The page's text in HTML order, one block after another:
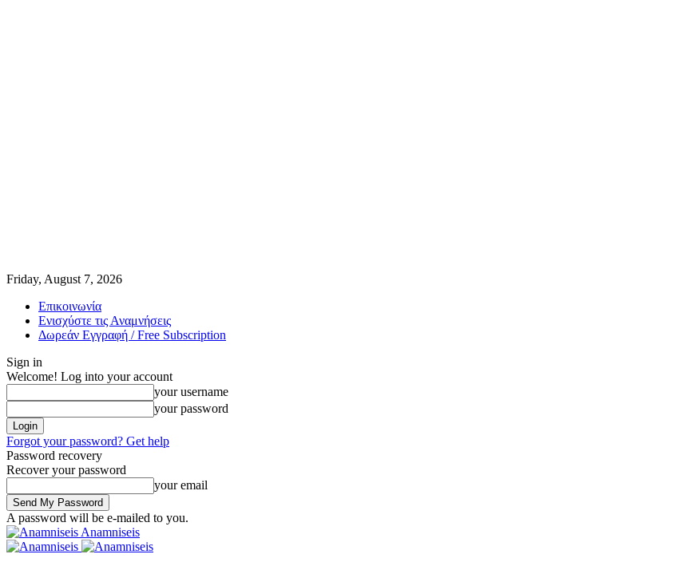
Friday, August 7, 2026
Επικοινωνία
Ενισχύστε τις Αναμνήσεις
Δωρεάν Εγγραφή / Free Subscription
Sign in
Welcome! Log into your account
your username
your password
Forgot your password? Get help
Password recovery
Recover your password
your email
A password will be e-mailed to you.
Anamniseis